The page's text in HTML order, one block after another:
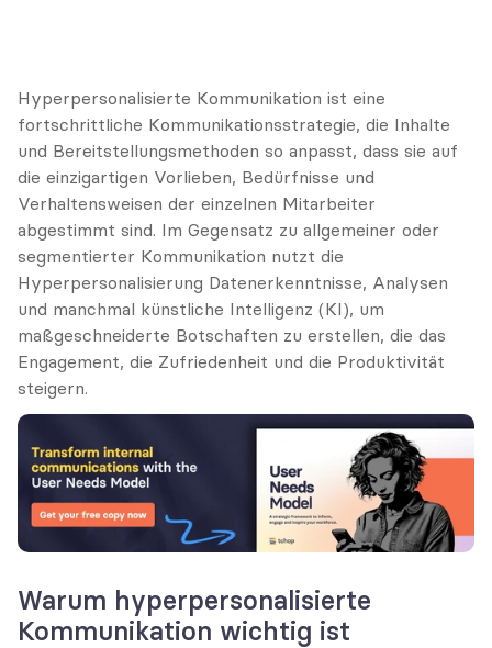
Hyperpersonalisierte Kommunikation ist eine
fortschrittliche Kommunikationsstrategie, die Inhalte
und Bereitstellungsmethoden so anpasst, dass sie auf
die einzigartigen Vorlieben, Bedürfnisse und
Verhaltensweisen der einzelnen Mitarbeiter
abgestimmt sind. Im Gegensatz zu allgemeiner oder
segmentierter Kommunikation nutzt die
Hyperpersonalisierung Datenerkenntnisse, Analysen
und manchmal künstliche Intelligenz (KI), um
maßgeschneiderte Botschaften zu erstellen, die das
Engagement, die Zufriedenheit und die Produktivität
steigern.
Warum hyperpersonalisierte
Kommunikation wichtig ist